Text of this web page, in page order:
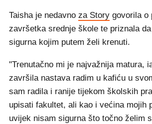
Taisha je nedavno za Story govorila o
završetka srednje škole te priznala
sigurna kojim putem želi krenuti.
"Trenutačno mi je najvažnija matura,
završila nastava radim u kafiću u
sam radila i ranije tijekom školskih
upisati fakultet, ali kao i većina mojih
uvijek nisam sigurna što točno želim